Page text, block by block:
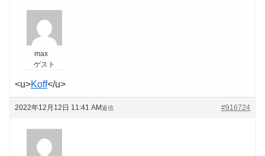
max
ゲスト
<u>Koff</u>
2022年12月12日 11:41 AM #916724
返信